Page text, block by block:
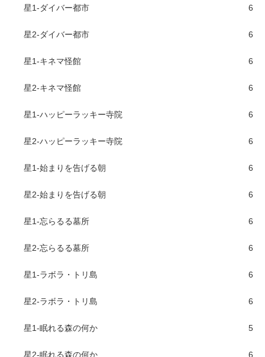
星1-ダイバー都市 6
星2-ダイバー都市 6
星1-キネマ怪館 6
星2-キネマ怪館 6
星1-ハッピーラッキー寺院 6
星2-ハッピーラッキー寺院 6
星1-始まりを告げる朝 6
星2-始まりを告げる朝 6
星1-忘らるる墓所 6
星2-忘らるる墓所 6
星1-ラボラ・トリ島 6
星2-ラボラ・トリ島 6
星1-眠れる森の何か 5
星2-眠れる森の何か 6